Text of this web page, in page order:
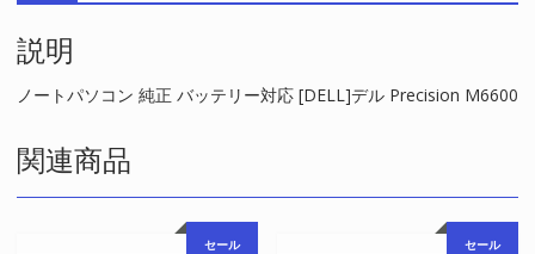
応
[DELL]
デ
Precision
M6600
個
説明
ノートパソコン 純正 バッテリー対応 [DELL]デル Precision M6600
関連商品
セール セール